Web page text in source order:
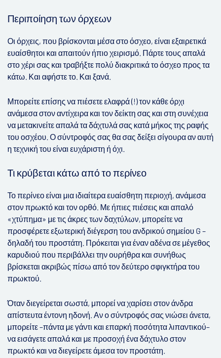
Περιποίηση των όρχεων
Οι όρχεις, που βρίσκονται μέσα στο όσχεο, είναι εξαιρετικά
ευαίσθητοι και απαιτούν ήπιο χειρισμό. Πάρτε τους απαλά
στο χέρι σας και τραβήξτε πολύ διακριτικά το όσχεο προς τα
κάτω. Και αφήστε το. Και ξανά.
Μπορείτε επίσης να πιέσετε ελαφρά (!) τον κάθε όρχι
ανάμεσα στον αντίχειρα και τον δείκτη σας και στη συνέχεια
να μετακινείτε απαλά τα δάχτυλά σας κατά μήκος της ραφής
του οσχέου. Ο σύντροφός σας θα σας δείξει σίγουρα αν αυτή
η τεχνική του είναι ευχάριστη ή όχι.
Τι κρύβεται κάτω από το περίνεο
Το περίνεο είναι μια ιδιαίτερα ευαίσθητη περιοχή, ανάμεσα
στον πρωκτό και τον ορθό. Με ήπιες πιέσεις και απαλό
«χτύπημα» με τις άκρες των δαχτύλων, μπορείτε να
προσφέρετε εξωτερική διέγερση του ανδρικού σημείου G –
δηλαδή του προστάτη. Πρόκειται για έναν αδένα σε μέγεθος
καρυδιού που περιβάλλει την ουρήθρα και συνήθως
βρίσκεται ακριβώς πίσω από τον δεύτερο σφιγκτήρα του
πρωκτού.
Όταν διεγείρεται σωστά, μπορεί να χαρίσει στον άνδρα
απίστευτα έντονη ηδονή. Αν ο σύντροφός σας νιώσει άνετα,
μπορείτε –πάντα με γάντι και επαρκή ποσότητα λιπαντικού–
να εισάγετε απαλά και με προσοχή ένα δάχτυλο στον
πρωκτό και να διεγείρετε άμεσα τον προστάτη.